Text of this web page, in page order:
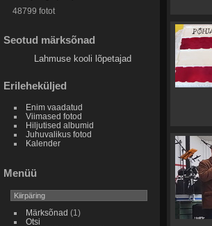
48799 fotot
Seotud märksõnad
Lahmuse kooli lõpetajad
Erileheküljed
Enim vaadatud
Viimased fotod
Hiljutised albumid
Juhuvalikus fotod
Kalender
Menüü
Märksõnad (1)
Otsi